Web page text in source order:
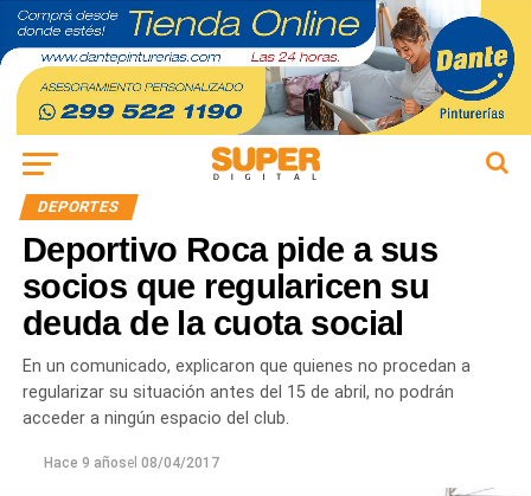
DEPORTES
Deportivo Roca pide a sus
socios que regularicen su
deuda de la cuota social
En un comunicado, explicaron que quienes no procedan a
regularizar su situación antes del 15 de abril, no podrán
acceder a ningún espacio del club.
Hace 9 añosel 08/04/2017